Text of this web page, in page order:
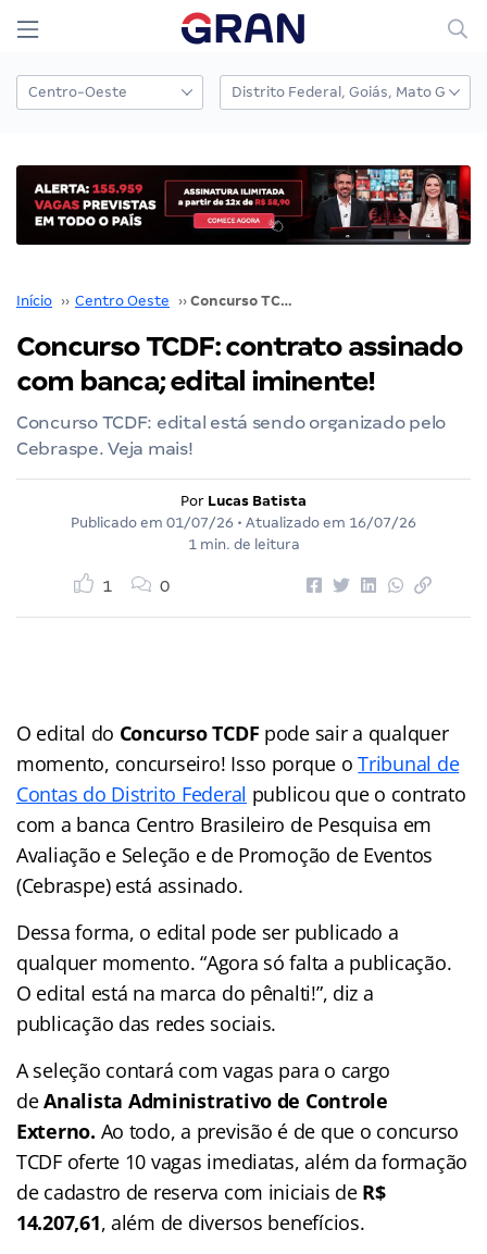
Início ›› Centro Oeste ›› Concurso TCDF: contrato assinado com banca; edital iminente!
Concurso TCDF: contrato assinado
com banca; edital iminente!
Concurso TCDF: edital está sendo organizado pelo
Cebraspe. Veja mais!
Por Lucas Batista
Publicado em 01/07/26 • Atualizado em 16/07/26
1 min. de leitura
1 0
O edital do Concurso TCDF pode sair a qualquer
momento, concurseiro! Isso porque oTribunal de
Contas do Distrito Federal publicou que o contrato
com a banca Centro Brasileiro de Pesquisa em
Avaliação e Seleção e de Promoção de Eventos
(Cebraspe) está assinado.
Dessa forma, o edital pode ser publicado a
qualquer momento. “Agora só falta a publicação.
O edital está na marca do pênalti!”, diz a
publicação das redes sociais.
A seleção contará com vagas para o cargo
deAnalista Administrativo de Controle
Externo. Ao todo, a previsão é de que o concurso
TCDF oferte 10 vagas imediatas, além da formação
de cadastro de reserva com iniciais de R$
14.207,61, além de diversos benefícios.